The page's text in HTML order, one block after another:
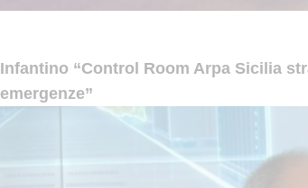
Infantino “Control Room Arpa Sicilia
emergenze”